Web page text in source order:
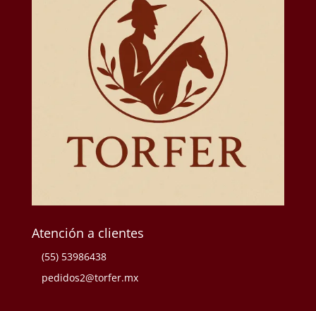
Atención a clientes
(55) 53986438
pedidos2@torfer.mx